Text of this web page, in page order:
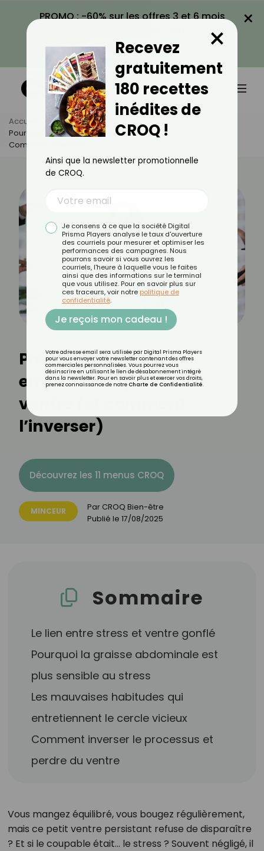
PROMO : -60% sur les offres 3 et 6 mois
VOIR LA PROMO
×
Accueil Actus
Minceur
Pourquoi Le Stress Empêche De Perdre Du Ventre (et
Comment L’inverser)
Pourquoi le stress
empêche de perdre du
ventre (et comment
l’inverser)
Découvrez les 11 menus CROQ
MINCEUR Par CROQ Bien-être
Publié le 17/08/2025
Sommaire
Le lien entre stress et ventre gonflé
Pourquoi la graisse abdominale est
plus sensible au stress
Les mauvaises habitudes qui
entretiennent le cercle vicieux
Comment inverser le processus et
perdre du ventre
Vous mangez équilibré, vous bougez régulièrement,
mais ce petit ventre persistant refuse de disparaître
? Et si le coupable était… le stress ? Souvent négligé, il
Recevez
gratuitement
180 recettes
inédites de
CROQ !
×
Ainsi que la newsletter promotionnelle
de CROQ.
Je consens à ce que la société Digital
Prisma Players analyse le taux d'ouverture
des courriels pour mesurer et optimiser les
performances des campagnes. Nous
pourrons savoir si vous ouvrez les
courriels, l'heure à laquelle vous le faites
ainsi que des informations sur le terminal
que vous utilisez. Pour en savoir plus sur
ces traceurs, voir notre politique de
confidentialité.
Je reçois mon cadeau !
Votre adresse email sera utilisée par Digital Prisma Players
pour vous envoyer votre newsletter contenant des offres
commerciales personnalisées. Vous pourrez vous
désinscrire en utilisant le lien de désabonnement intégré
dans la newsletter. Pour en savoir plus et exercer vos droits,
prenez connaissance de notre Charte de Confidentialité.